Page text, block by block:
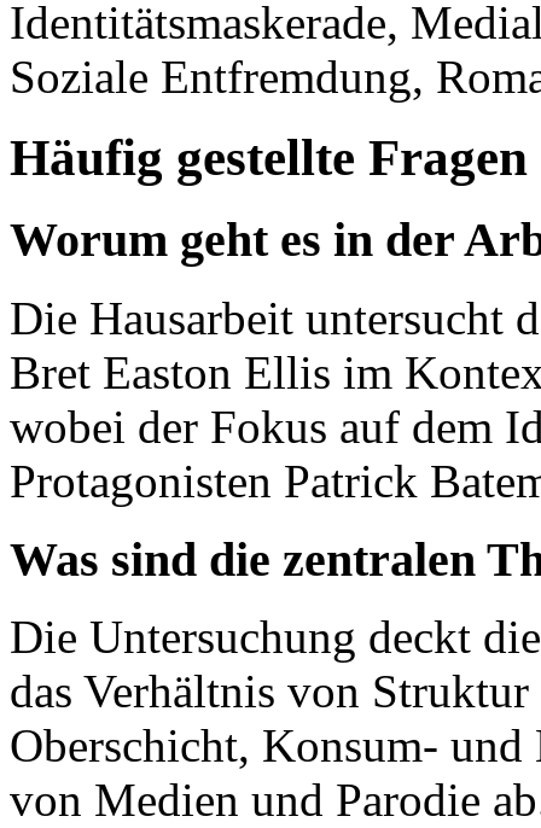
Identitätsmaskerade,
Soziale Entfremdung,
Häufig gestellte Fragen
Worum geht es in der
Die Hausarbeit untersucht
Bret Easton Ellis im
wobei der Fokus auf dem
Protagonisten Patrick
Was sind die zentralen
Die Untersuchung deckt
das Verhältnis von
Oberschicht, Konsum-
von Medien und Parodie